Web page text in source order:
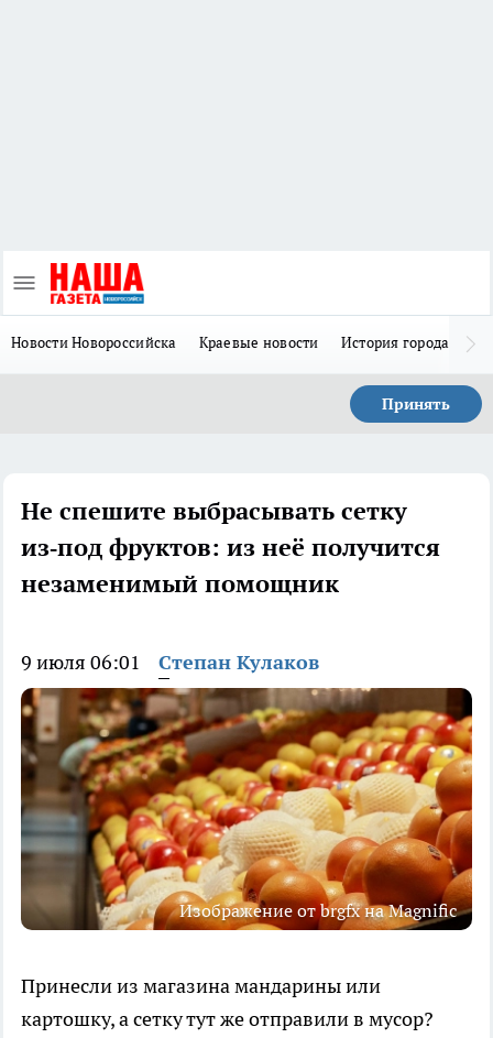
Новости Новороссийска Краевые новости История города Н
Принять
Не спешите выбрасывать сетку
из‑под фруктов: из неё получится
незаменимый помощник
9 июля 06:01 Степан Кулаков
Изображение от brgfx на Magnific
Принесли из магазина мандарины или
картошку, а сетку тут же отправили в мусор?